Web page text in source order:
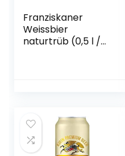
Franziskaner
Weissbier
naturtrüb (0,5 l /